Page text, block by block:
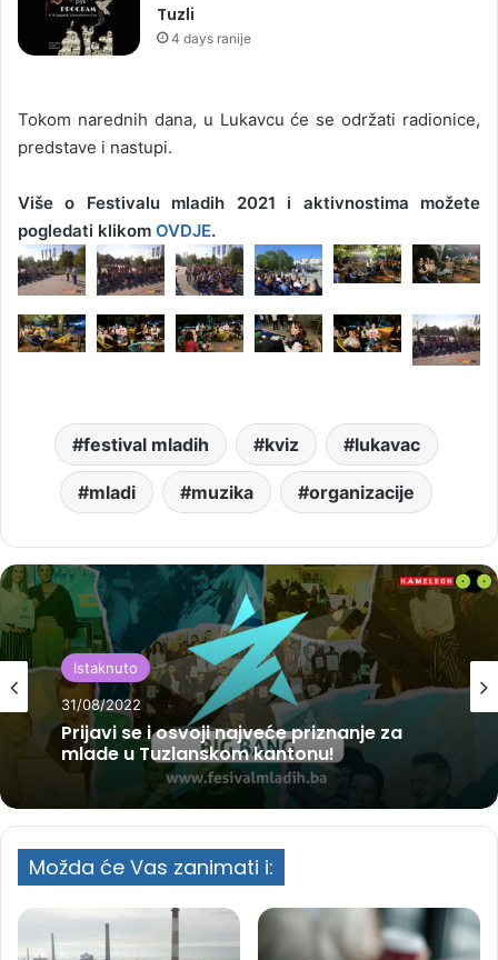
Tuzli
4 days ranije
Tokom narednih dana, u Lukavcu će se održati radionice,
predstave i nastupi.
Više o Festivalu mladih 2021 i aktivnostima možete
pogledati klikom OVDJE.
festival mladih kviz lukavac
mladi muzika organizacije
Istaknuto
31/08/2022
Prijavi se i osvoji najveće priznanje za
mlade u Tuzlanskom kantonu!
Možda će Vas zanimati i: